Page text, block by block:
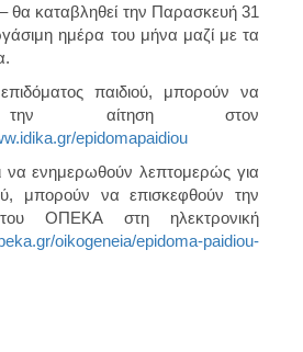
θα καταβληθεί την Παρασκευή 31
ημέρα του μήνα μαζί με τα
παιδιού, μπορούν να
την αίτηση στον
epidomapaidiou
να ενημερωθούν λεπτομερώς για
μπορούν να επισκεφθούν την
ΟΠΕΚΑ στη ηλεκτρονική
oikogeneia/epidoma-paidiou-